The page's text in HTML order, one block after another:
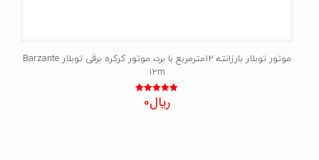
موتور توبلار بارزانته 12مترمربع با برد، موتور کرکره برقی توبلار Barzante
12m
نمره
5.00
ریال0